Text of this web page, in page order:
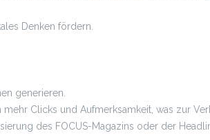
Denken fördern.
generieren.
Clicks und Aufmerksamkeit, was zur
des FOCUS-Magazins oder der